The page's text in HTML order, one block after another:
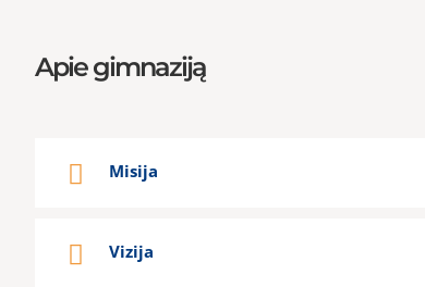
Apie gimnaziją
Misija
Vizija